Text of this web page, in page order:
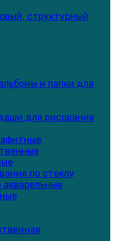
структурный
и папки для
для рисования
по стеклу